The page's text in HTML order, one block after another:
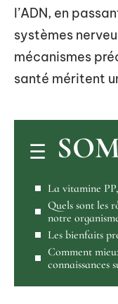
l’ADN, en
systèmes
mécanismes
santé méritent
La vitamine
Quels sont les
notre
Les bienfaits
Comment
connaissances